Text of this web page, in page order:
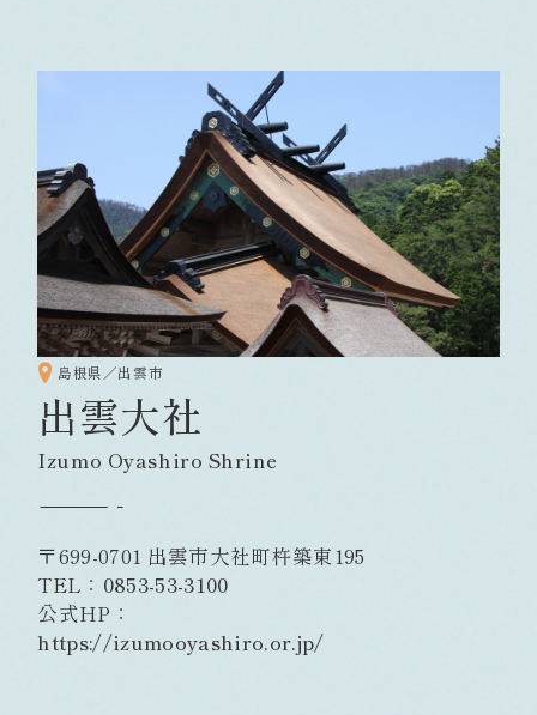
島根県／出雲市
出雲大社
Izumo Oyashiro Shrine
〒699-0701 出雲市大社町杵築東195
TEL： 0853-53-3100
公式HP：
https://izumooyashiro.or.jp/